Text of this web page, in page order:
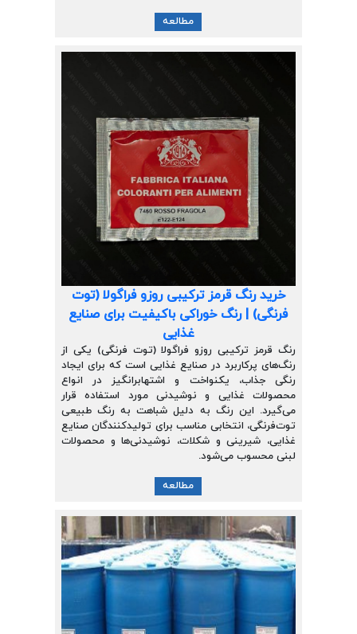
مطالعه
خرید رنگ قرمز ترکیبی روزو فراگولا (توت
فرنگی) | رنگ خوراکی باکیفیت برای صنایع
غذایی
رنگ قرمز ترکیبی روزو فراگولا (توت فرنگی) یکی از
رنگ‌های پرکاربرد در صنایع غذایی است که برای ایجاد
رنگی جذاب، یکنواخت و اشتهابرانگیز در انواع
محصولات غذایی و نوشیدنی مورد استفاده قرار
می‌گیرد. این رنگ به دلیل شباهت به رنگ طبیعی
توت‌فرنگی، انتخابی مناسب برای تولیدکنندگان صنایع
غذایی، شیرینی و شکلات، نوشیدنی‌ها و محصولات
لبنی محسوب می‌شود.
مطالعه